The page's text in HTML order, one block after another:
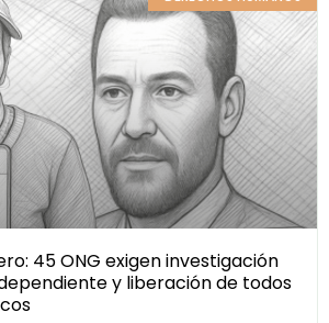
45 ONG exigen investigación
y liberación de todos